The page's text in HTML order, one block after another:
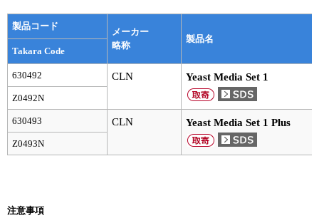
幹細胞・再生医療研究ガイド
細胞選択ガイド
エピジェネティクス実験ガイド
製品コード
メーカー
略称
製品名
Takara Code
630492 CLN Yeast Media Set 1
Z0492N
630493 CLN Yeast Media Set 1 Plus
Z0493N
注意事項